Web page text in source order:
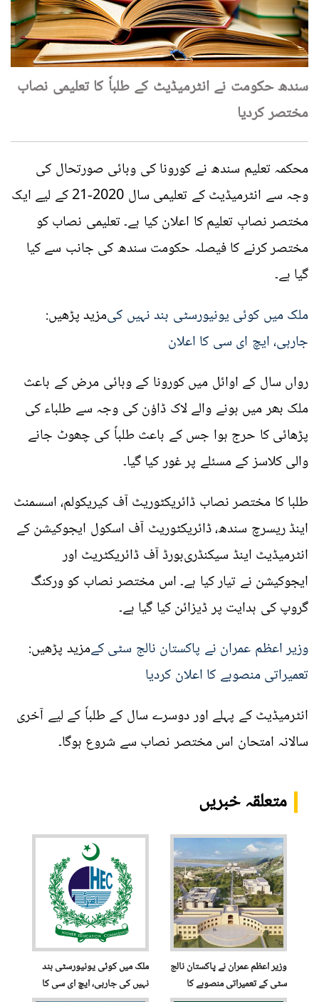
سندھ حکومت نے انٹرمیڈیٹ کے طلباٗ کا تعلیمی نصاب
مختصر کردیا
محکمہ تعلیم سندھ نے کورونا کی وبائی صورتحال کی
وجہ سے انٹرمیڈیٹ کے تعلیمی سال 2020-21 کے لیے ایک
مختصر نصابِ تعلیم کا اعلان کیا ہے۔ تعلیمی نصاب کو
مختصر کرنے کا فیصلہ حکومت سندھ کی جانب سے کیا
گیا ہے۔
مزید پڑھیں:ملک میں کوئی یونیورسٹی بند نہیں کی
جارہی، ایچ ای سی کا اعلان
رواں سال کے اوائل میں کورونا کے وبائی مرض کے باعث
ملک بھر میں ہونے والے لاک ڈاؤن کی وجہ سے طلباء کی
پڑھائی کا حرج ہوا جس کے باعث طلباٗ کی چھوٹ جانے
والی کلاسز کے مسئلے پر غور کیا گیا۔
طلبا کا مختصر نصاب ڈائریکٹوریٹ آف کیریکولم، اسسمنٹ
اینڈ ریسرچ سندھ، ڈائریکٹوریٹ آف اسکول ایجوکیشن کے
ڈائریکٹریٹ اور بورڈ آفانٹرمیڈیٹ اینڈ سیکنڈری
ایجوکیشن نے تیار کیا ہے۔ اس مختصر نصاب کو ورکنگ
گروپ کی ہدایت پر ڈیزائن کیا گیا ہے۔
مزید پڑھیں:وزیر اعظم عمران نے پاکستان نالج سٹی کے
تعمیراتی منصوبے کا اعلان کردیا
انٹرمیڈیٹ کے پہلے اور دوسرے سال کے طلباٗ کے لیے آخری
سالانہ امتحان اس مختصر نصاب سے شروع ہوگا۔
متعلقہ خبریں
ملک میں کوئی یونیورسٹی بند
نہیں کی جارہی، ایچ ای سی کا
وزیر اعظم عمران نے پاکستان نالج
سٹی کے تعمیراتی منصوبے کا